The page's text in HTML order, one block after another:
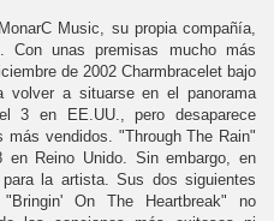
Music, su propia compañía,
Con unas premisas mucho más
de 2002 Charmbracelet bajo
a situarse en el panorama
3 en EE.UU., pero desaparece
vendidos. "Through The Rain"
Reino Unido. Sin embargo, en
la artista. Sus dos siguientes
On The Heartbreak" no